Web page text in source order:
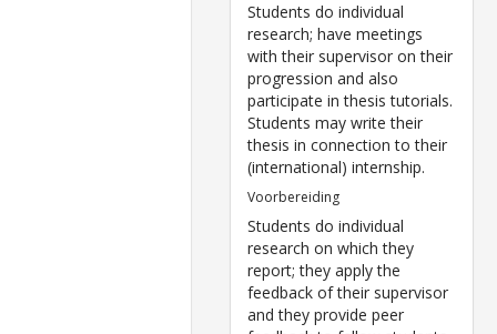
Students do individual
research; have meetings
with their supervisor on their
progression and also
participate in thesis tutorials.
Students may write their
thesis in connection to their
(international) internship.
Voorbereiding
Students do individual
research on which they
report; they apply the
feedback of their supervisor
and they provide peer